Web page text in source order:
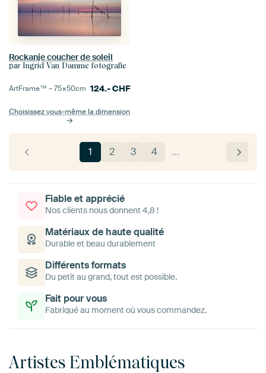
Rockanje coucher de soleil
par Ingrid Van Damme fotografie
ArtFrame™ –75×50cm 124.-CHF
Choisissez vous-même la dimension
1 2 3 4 …
Fiable et apprécié
Nos clients nous donnent 4,8 !
Matériaux de haute qualité
Durable et beau durablement
Différents formats
Du petit au grand, tout est possible.
Fait pour vous
Fabriqué au moment où vous commandez.
Artistes Emblématiques